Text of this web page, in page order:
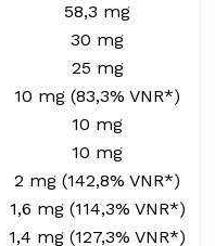
58,3 mg
30 mg
25 mg
10 mg (83,3% VNR*)
10 mg
10 mg
2 mg (142,8% VNR*)
1,6 mg (114,3% VNR*)
1,4 mg (127,3% VNR*)